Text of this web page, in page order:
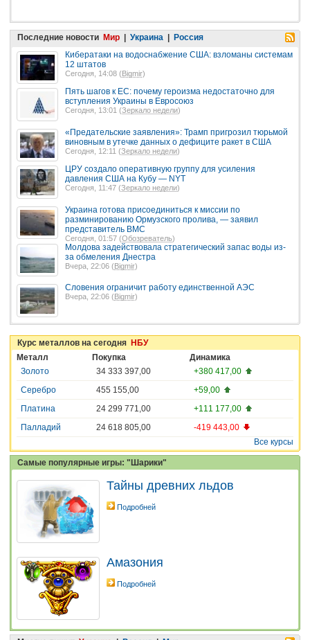
Последние новости Мир | Украина | Россия
Кибератаки на водоснабжение США: взломаны системам
12 штатов
Сегодня, 14:08 (Bigmir)
Пять шагов к ЕС: почему героизма недостаточно для
вступления Украины в Евросоюз
Сегодня, 13:01 (Зеркало недели)
«Предательские заявления»: Трамп пригрозил тюрьмой
виновным в утечке данных о дефиците ракет в США
Сегодня, 12:11 (Зеркало недели)
ЦРУ создало оперативную группу для усиления
давления США на Кубу — NYT
Сегодня, 11:47 (Зеркало недели)
Украина готова присоединиться к миссии по
разминированию Ормузского пролива, — заявил
представитель ВМС
Сегодня, 01:57 (Обозреватель)
Молдова задействовала стратегический запас воды из-
за обмеления Днестра
Вчера, 22:06 (Bigmir)
Словения ограничит работу единственной АЭС
Вчера, 22:06 ( Bigmir)
Курс металлов на сегодня НБУ
Металл
Покупка
Динамика
Золото
34 333 397,00
+380 417,00
Серебро
455 155,00
+59,00
Платина
24 299 771,00
+111 177,00
Палладий
24 618 805,00
-419 443,00
Все курсы
Самые популярные игры: "Шарики"
Тайны древних льдов
Подробней
Амазония
Подробней